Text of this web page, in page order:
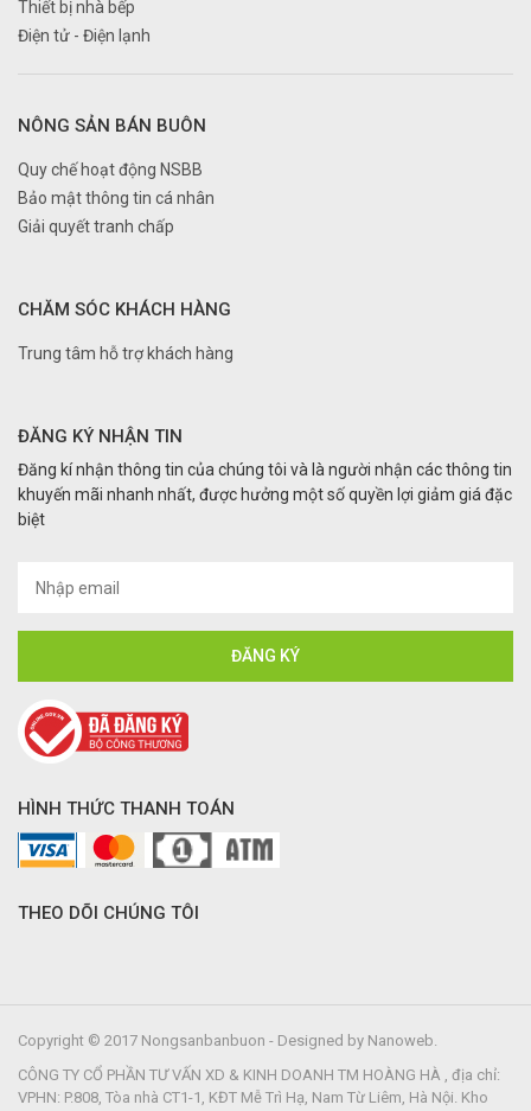
Thiết bị nhà bếp
Điện tử - Điện lạnh
NÔNG SẢN BÁN BUÔN
Quy chế hoạt động NSBB
Bảo mật thông tin cá nhân
Giải quyết tranh chấp
CHĂM SÓC KHÁCH HÀNG
Trung tâm hỗ trợ khách hàng
ĐĂNG KÝ NHẬN TIN
Đăng kí nhận thông tin của chúng tôi và là người nhận các thông tin
khuyến mãi nhanh nhất, được hưởng một số quyền lợi giảm giá đặc
biệt
HÌNH THỨC THANH TOÁN
THEO DÕI CHÚNG TÔI
Copyright © 2017 Nongsanbanbuon - Designed by Nanoweb.
CÔNG TY CỔ PHẦN TƯ VẤN XD & KINH DOANH TM HOÀNG HÀ , địa chỉ:
VPHN: P.808, Tòa nhà CT1-1, KĐT Mễ Trì Hạ, Nam Từ Liêm, Hà Nội. Kho